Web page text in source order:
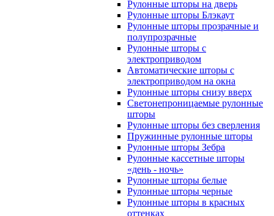
Рулонные шторы на дверь
Рулонные шторы Блэкаут
Рулонные шторы прозрачные и
полупрозрачные
Рулонные шторы с
электроприводом
Автоматические шторы с
электроприводом на окна
Рулонные шторы снизу вверх
Светонепроницаемые рулонные
шторы
Рулонные шторы без сверления
Пружинные рулонные шторы
Рулонные шторы Зебра
Рулонные кассетные шторы
«день - ночь»
Рулонные шторы белые
Рулонные шторы черные
Рулонные шторы в красных
оттенках